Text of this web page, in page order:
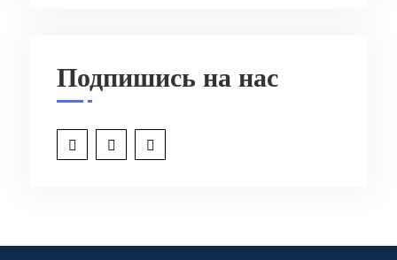
Подпишись на нас